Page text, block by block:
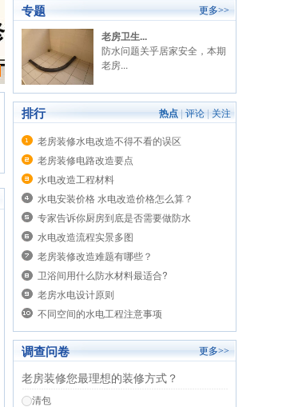
专题 更多>>
老房卫生...
防水问题关乎居家安全，本期
老房...
热点 | 评论 | 关注
排行
老房装修水电改造不得不看的误区
老房装修电路改造要点
水电改造工程材料
水电安装价格 水电改造价格怎么算？
专家告诉你厨房到底是否需要做防水
水电改造流程实景多图
老房装修改造难题有哪些？
卫浴间用什么防水材料最适合?
老房水电设计原则
不同空间的水电工程注意事项
调查问卷 更多>>
老房装修您最理想的装修方式？
清包